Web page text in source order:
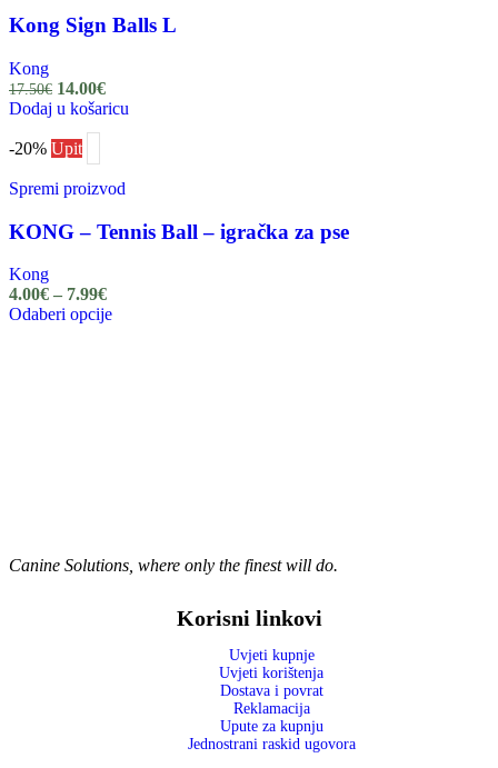
Kong Sign Balls L
Kong
17.50€ 14.00€
Dodaj u košaricu
-20% Upit
Spremi proizvod
KONG – Tennis Ball – igračka za pse
Kong
4.00€ – 7.99€
Odaberi opcije
Canine Solutions, where only the finest will do.
Korisni linkovi
Uvjeti kupnje
Uvjeti korištenja
Dostava i povrat
Reklamacija
Upute za kupnju
Jednostrani raskid ugovora